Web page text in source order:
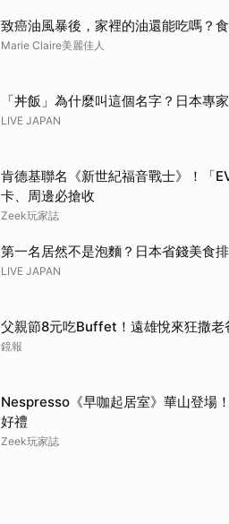
致癌油風暴後，家裡的油還能吃嗎？
Marie Claire美麗佳人
「丼飯」為什麼叫這個名字？日本專
LIVE JAPAN
肯德基聯名《新世紀福音戰士》！「
卡、周邊必搶收
Zeek玩家誌
第一名居然不是泡麵？日本省錢美食
LIVE JAPAN
父親節8元吃Buffet！遠雄悅來狂撒老
鏡報
Nespresso《早咖起居室》華山登場
好禮
Zeek玩家誌